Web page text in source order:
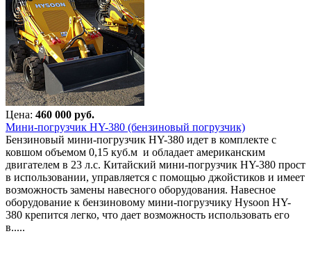
Цена: 460 000 руб.
Мини-погрузчик HY-380 (бензиновый погрузчик)
Бензиновый мини-погрузчик HY-380 идет в комплекте с
ковшом объемом 0,15 куб.м и обладает американским
двигателем в 23 л.с. Китайский мини-погрузчик HY-380 прост
в использовании, управляется с помощью джойстиков и имеет
возможность замены навесного оборудования. Навесное
оборудование к бензиновому мини-погрузчику Hysoon HY-
380 крепится легко, что дает возможность использовать его
в.....